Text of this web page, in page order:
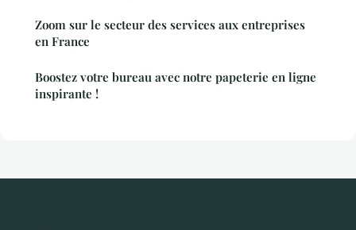
Zoom sur le secteur des services aux entreprises
en France
Boostez votre bureau avec notre papeterie en ligne
inspirante !